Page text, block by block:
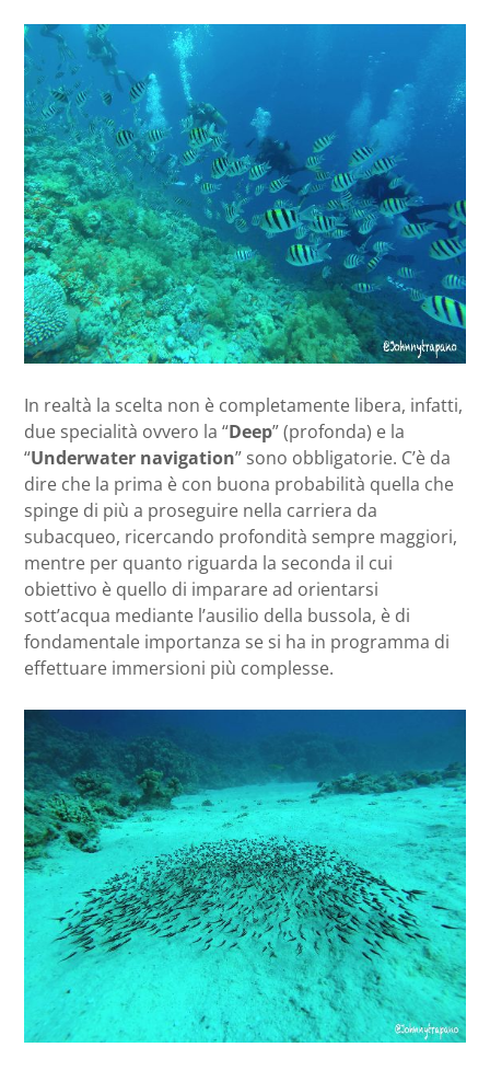
In realtà la scelta non è completamente libera, infatti,
due specialità ovvero la “Deep” (profonda) e la
“Underwater navigation” sono obbligatorie. C’è da
dire che la prima è con buona probabilità quella che
spinge di più a proseguire nella carriera da
subacqueo, ricercando profondità sempre maggiori,
mentre per quanto riguarda la seconda il cui
obiettivo è quello di imparare ad orientarsi
sott’acqua mediante l’ausilio della bussola, è di
fondamentale importanza se si ha in programma di
effettuare immersioni più complesse.